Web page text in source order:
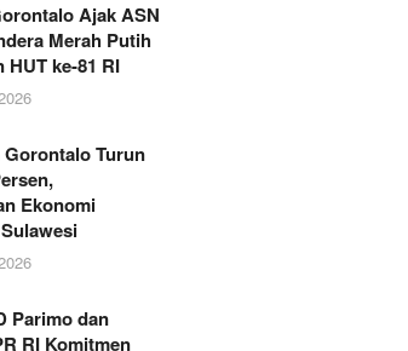
Ajak ASN
Merah Putih
HUT ke-81 RI
Turun
Ekonomi
Parimo dan
RI Komitmen